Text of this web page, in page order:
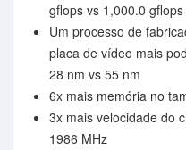
gflops vs 1,000.0 gflops
Um processo de
placa de vídeo mais
28 nm vs 55 nm
6x mais memória no
3x mais velocidade do
1986 MHz